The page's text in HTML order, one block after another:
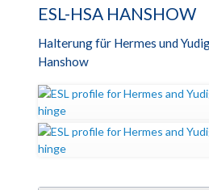
ESL-HSA HANSHOW
Halterung für Hermes und
Hanshow